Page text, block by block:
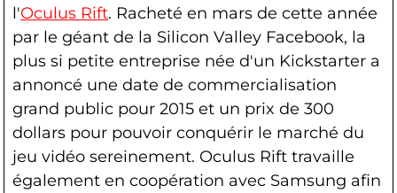
l'Oculus Rift. Racheté en mars de cette année
par le géant de la Silicon Valley Facebook, la
plus si petite entreprise née d'un Kickstarter a
annoncé une date de commercialisation
grand public pour 2015 et un prix de 300
dollars pour pouvoir conquérir le marché du
jeu vidéo sereinement. Oculus Rift travaille
également en coopération avec Samsung afin